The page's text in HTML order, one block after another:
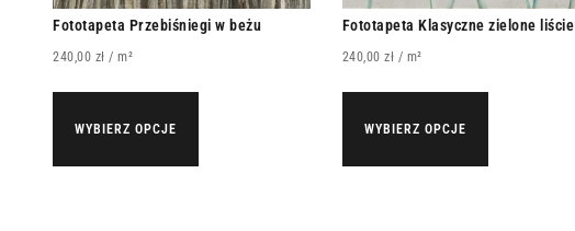
Fototapeta Przebiśniegi w beżu
240,00 zł / m²
WYBIERZ OPCJE
Fototapeta Klasyczne zielone liście
240,00zł / m²
WYBIERZ OPCJE